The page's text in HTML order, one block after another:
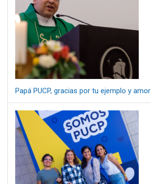
Papá PUCP, gracias por tu ejemplo y amor